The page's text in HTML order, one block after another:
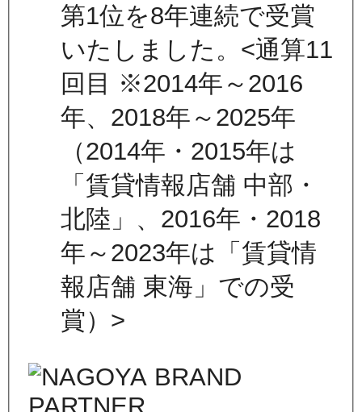
第1位を8年連続で受賞
いたしました。<通算11
回目 ※2014年～2016
年、2018年～2025年
（2014年・2015年は
「賃貸情報店舗 中部・
北陸」、2016年・2018
年～2023年は「賃貸情
報店舗 東海」での受
賞）>